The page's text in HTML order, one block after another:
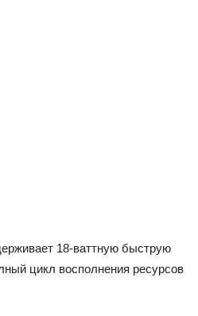
18-ваттную быструю
цикл восполнения ресурсов